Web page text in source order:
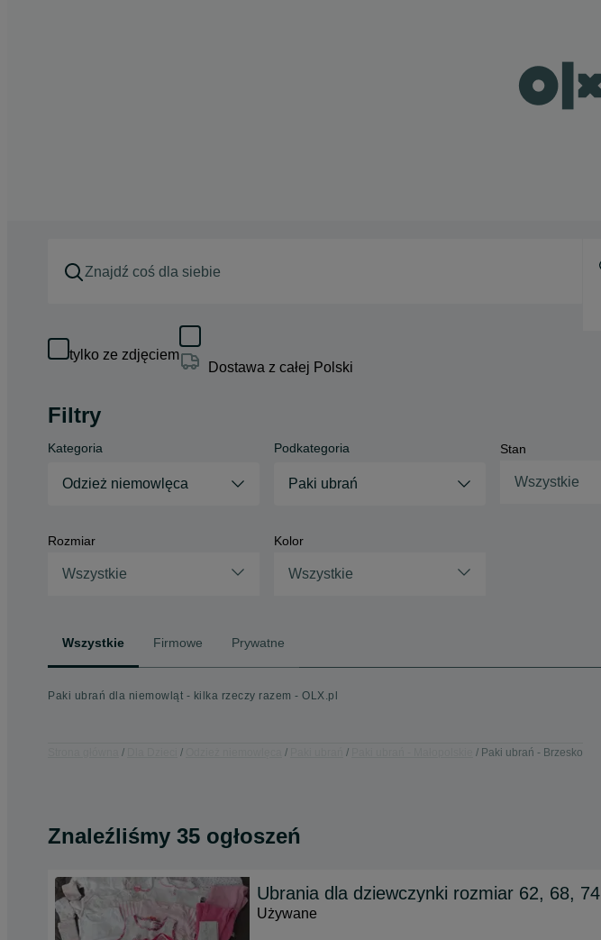
tylko ze zdjęciem
Dostawa z całej Polski
Filtry
Kategoria
Odzież niemowlęca
Podkategoria
Paki ubrań
Stan
Wszystkie
Rozmiar
Wszystkie
Kolor
Wszystkie
Wszystkie Firmowe Prywatne
Paki ubrań dla niemowląt - kilka rzeczy razem - OLX.pl
Paki ubrań - Brzesko
Znaleźliśmy 35 ogłoszeń
Ubrania dla dziewczynki rozmiar 62, 68, 74
Używane